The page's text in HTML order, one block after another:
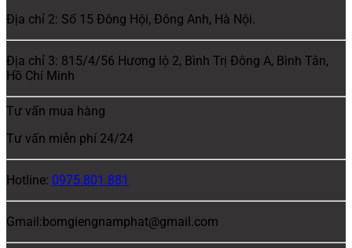
Địa chỉ 2: Số 15 Đông Hội, Đông Anh, Hà Nội.
Địa chỉ 3: 815/4/56 Hương lộ 2, Bình Trị Đông A, Bình Tân,
Hồ Chí Minh
Tư vấn mua hàng
Tư vấn miễn phí 24/24
Hotline: 0975.801.881
Gmail:bomgiengnamphat@gmail.com